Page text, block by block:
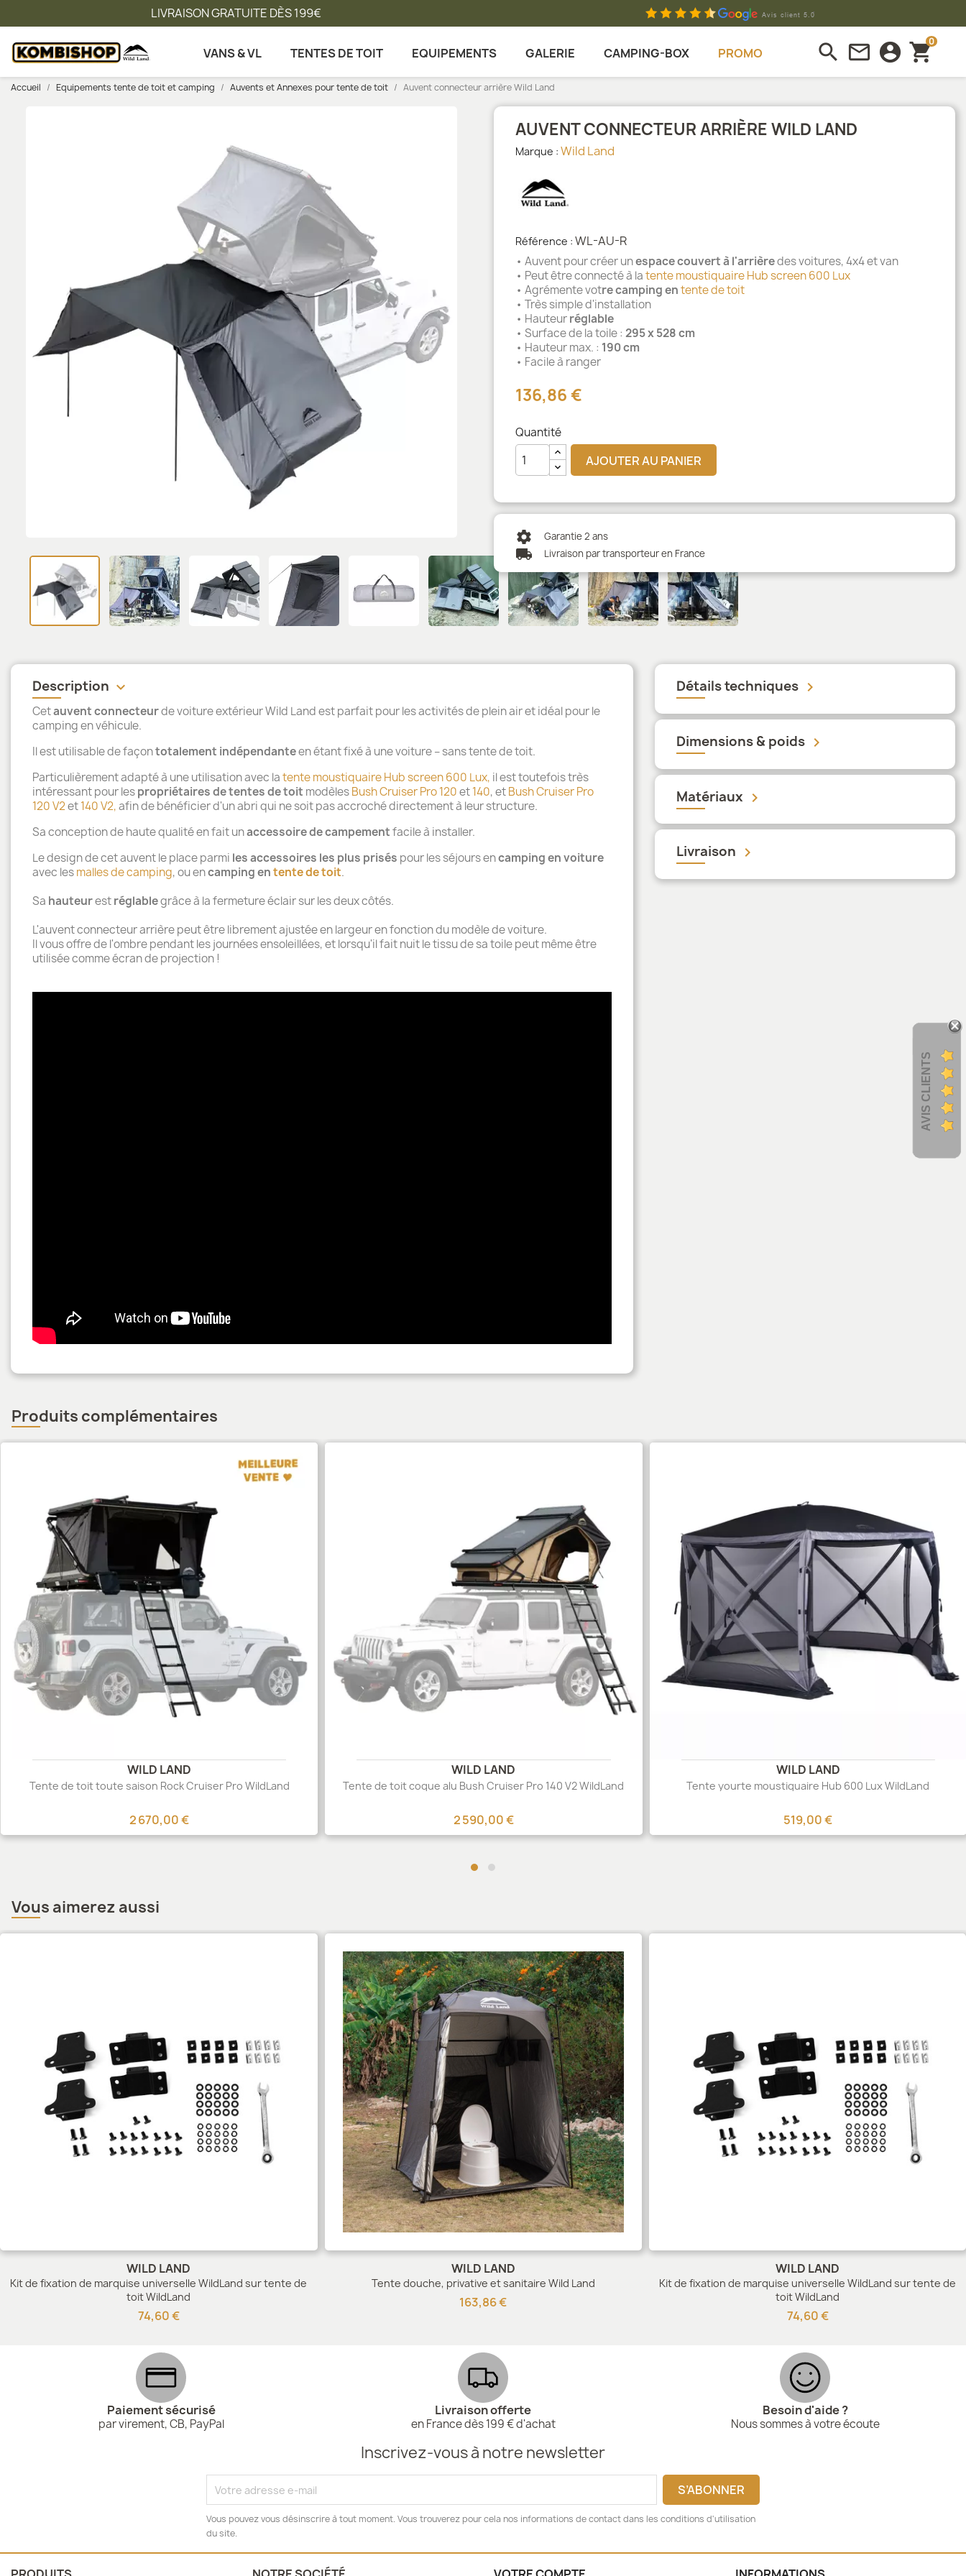
LIVRAISON GRATUITE DÈS 199€
VANS & VL TENTES DE TOIT EQUIPEMENTS GALERIE CAMPING-BOX PROMO search mail_outline account_circle shopping_cart
0
Accueil Equipements tente de toit et camping Auvents et Annexes pour tente de toit Auvent connecteur arrière Wild Land
AUVENT CONNECTEUR ARRIÈRE WILD LAND
Marque : Wild Land
Référence : WL-AU-R
• Auvent pour créer unespace couvert à l'arrièredes voitures, 4x4 et van
• Peut être connecté à latente moustiquaire Hub screen 600 Lux
• Agrémente votre camping entente de toit
• Très simple d'installation
• Hauteurréglable
• Surface de la toile : 295 x 528 cm
• Hauteur max. : 190 cm
• Facile à ranger
136,86 €
Quantité
AJOUTER AU PANIER
settings Garantie 2 ans
local_shipping Livraison par transporteur en France
Description keyboard_arrow_down
Cetauvent connecteurde voiture extérieur Wild Land est parfait pour les activités de plein air et idéal pour le
camping en véhicule.
Il est utilisable de façontotalement indépendanteen étant fixé à une voiture – sans tente de toit.
Particulièrement adapté à une utilisation avec latente moustiquaire Hub screen 600 Lux, il est toutefois très
intéressant pour lespropriétaires de tentes de toit modèlesBush Cruiser Pro 120et140, etBush Cruiser Pro
120 V2et140 V2,afin de bénéficier d'un abri qui ne soit pas accroché directement à leur structure.
Sa conception de haute qualité en fait unaccessoire de campementfacile à installer.
Le design de cet auvent le place parmi les accessoires les plus prisés pour les séjours encamping en voiture
avec lesmalles de camping, ou encamping entente de toit.
Sa hauteurestréglablegrâce à la fermeture éclair sur les deux côtés.
L'auvent connecteur arrière peut être librement ajustée en largeur en fonction du modèle de voiture.
Il vous offre de l'ombre pendant les journées ensoleillées, et lorsqu'il fait nuit le tissu de sa toile peut même être
utilisée comme écran de projection !
Détails techniques keyboard_arrow_down
Dimensions & poids keyboard_arrow_down
Matériaux keyboard_arrow_down
Livraison keyboard_arrow_down
Produits complémentaires
WILD LAND
Tente de toit toute saison Rock Cruiser Pro WildLand
2 670,00 €
WILD LAND
Tente de toit coque alu Bush Cruiser Pro 140 V2 WildLand
2 590,00 €
WILD LAND
Tente yourte moustiquaire Hub 600 Lux WildLand
519,00 €
Vous aimerez aussi
WILD LAND
Kit de fixation de marquise universelle WildLand sur tente de
toit WildLand
74,60 €
WILD LAND
Tente douche, privative et sanitaire Wild Land
163,86 €
WILD LAND
Kit de fixation de marquise universelle WildLand sur tente de
toit WildLand
74,60 €
Paiement sécurisé
par virement, CB, PayPal
Livraison offerte
en France dès 199 € d'achat
Besoin d'aide ?
Nous sommes à votre écoute
Inscrivez-vous à notre newsletter
Vous pouvez vous désinscrire à tout moment. Vous trouverez pour cela nos informations de contact dans les conditions d'utilisation
du site.
AVIS CLIENTS